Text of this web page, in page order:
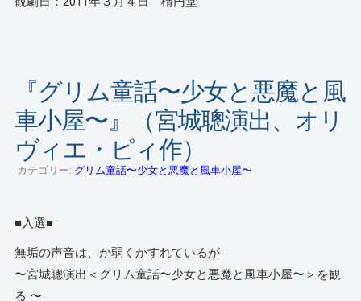
『グリム童話〜少女と悪魔と風
車小屋〜』（宮城聰演出、オリ
ヴィエ・ピィ作）
カテゴリー: グリム童話〜少女と悪魔と風車小屋〜
■入選■
無垢の声音は、か弱くかすれているが
〜宮城聰演出＜グリム童話〜少女と悪魔と風車小屋〜＞を観
る 〜